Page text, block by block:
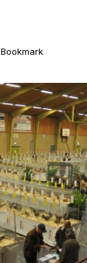
Bookmark